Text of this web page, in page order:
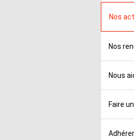
Nos
Nos
Nous
Faire
Adhérer